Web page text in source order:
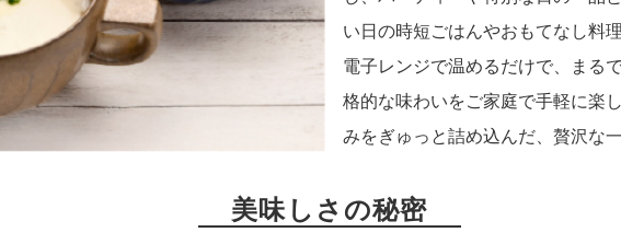
い日の時短ごはんやおもてなし料
電子レンジで温めるだけで、まる
格的な味わいをご家庭で手軽に楽
みをぎゅっと詰め込んだ、贅沢な一
美味しさの秘密